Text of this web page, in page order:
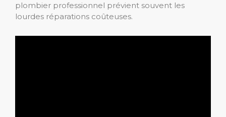
plombier professionnel prévient souvent les
lourdes réparations coûteuses.